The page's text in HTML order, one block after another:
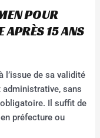
POUR
APRÈS 15 ANS
l’issue de sa validité
sans
Il suffit de
préfecture ou